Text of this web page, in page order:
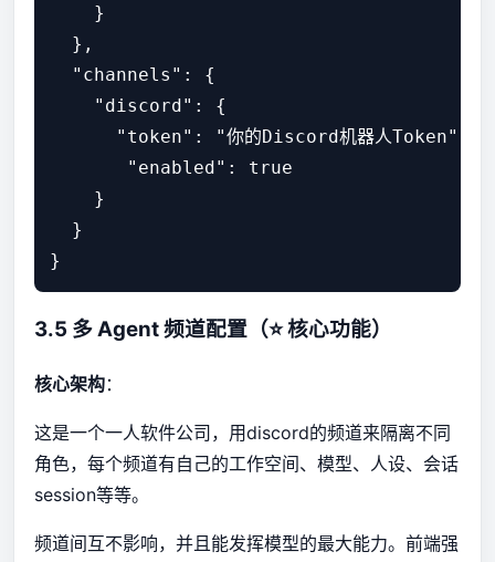
    }
  },
  "channels": {
    "discord": {
      "token": "你的Discord机器人Token",
       "enabled": true
    }
  }
3.5 多 Agent 频道配置（⭐ 核心功能）
核心架构：
这是一个一人软件公司，用discord的频道来隔离不同
角色，每个频道有自己的工作空间、模型、人设、会话
session等等。
频道间互不影响，并且能发挥模型的最大能力。前端强